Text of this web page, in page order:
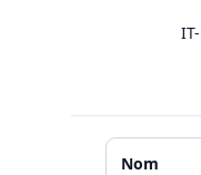
Matériels
Nom